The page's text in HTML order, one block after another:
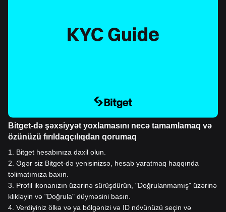
Bitget-də şəxsiyyət yoxlamasını necə tamamlamaq və
özünüzü fırıldaqçılıqdan qorumaq
1
Bitget hesabınıza daxil olun.
2 Əgər siz Bitget-də yenisinizsə, hesab yaratmaq haqqında
təlimatımıza baxın.
3
Profil ikonanızın üzərinə sürüşdürün, "Doğrulanmamış" üzərinə
klikləyin və "Doğrula" düyməsini basın.
4 Verdiyiniz ölkə və ya bölgənizi və ID növünüzü seçin və